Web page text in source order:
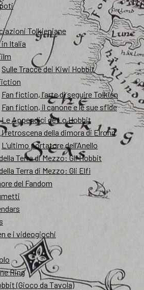
Tolkieniane
Italia
Sulle Tracce dei Kiwi Hobbit
Fan fiction, l’arte di seguire Tolkien
Fan fiction, il canone e le sue sfide
Le Appendici de Lo Hobbit
I retroscena della dimora di Elrond
L’ultimo portatore dell’Anello
Terra di Mezzo: Gli Hobbit
Terra di Mezzo: Gli Elfi
del Fandom
e i videogiochi
Ring
(Gioco da Tavola)